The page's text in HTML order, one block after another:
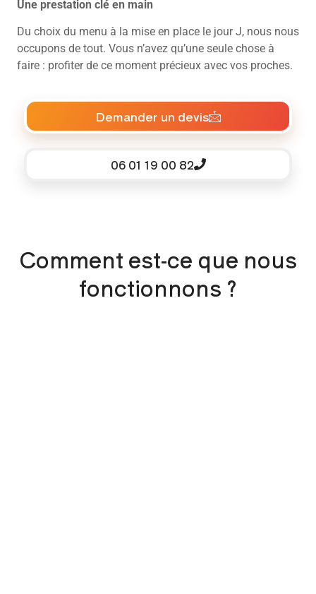
Une prestation clé en main
Du choix du menu à la mise en place le jour J, nous nous
occupons de tout. Vous n’avez qu’une seule chose à
faire : profiter de ce moment précieux avec vos proches.
Demander un devis
06 01 19 00 82
Comment est-ce que nous
fonctionnons ?